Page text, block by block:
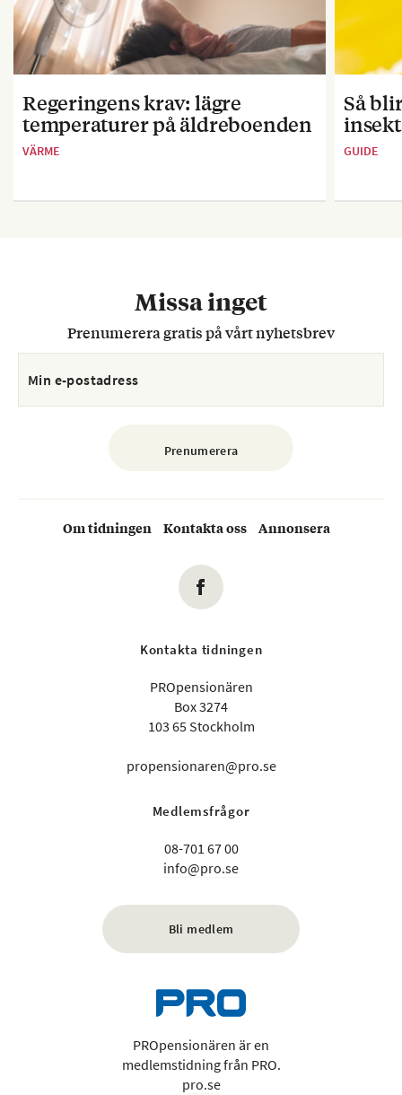
Regeringens krav: lägre
temperaturer på äldreboenden
VÄRME
Så
GUIDE
Missa inget
Prenumerera gratis på vårt nyhetsbrev
Om tidningen Kontakta oss Annonsera
Kontakta tidningen
PROpensionären
Box 3274
103 65 Stockholm
propensionaren@pro.se
Medlemsfrågor
08-701 67 00
info@pro.se
Bli medlem
PROpensionären är en
medlemstidning från PRO.
pro.se